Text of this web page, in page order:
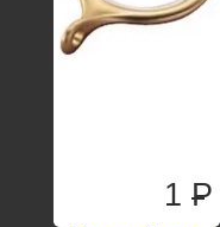
1P